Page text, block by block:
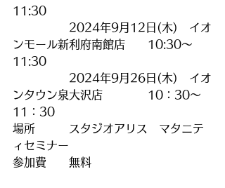
11:30
2024年9月12日(木)　イオ
ンモール新利府南館店　　10:30～
11:30
2024年9月26日(木)　イオ
ンタウン泉大沢店　　　　10：30～
11：30
場所　　　スタジオアリス　マタニテ
ィセミナー
参加費　　無料